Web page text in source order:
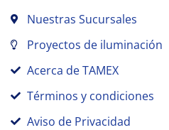
Nuestras Sucursales
Proyectos de iluminación
Acerca de TAMEX
Términos y condiciones
Aviso de Privacidad